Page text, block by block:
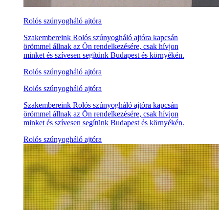
Rolós szúnyogháló ajtóra
Szakembereink Rolós szúnyogháló ajtóra kapcsán
örömmel állnak az Ön rendelkezésére, csak hívjon
minket és szívesen segítünk Budapest és környékén.
Rolós szúnyogháló ajtóra
Rolós szúnyogháló ajtóra
Szakembereink Rolós szúnyogháló ajtóra kapcsán
örömmel állnak az Ön rendelkezésére, csak hívjon
minket és szívesen segítünk Budapest és környékén.
Rolós szúnyogháló ajtóra